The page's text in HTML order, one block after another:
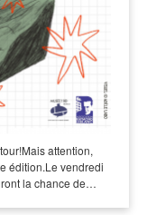
attention,
édition.Le vendredi
la chance de…